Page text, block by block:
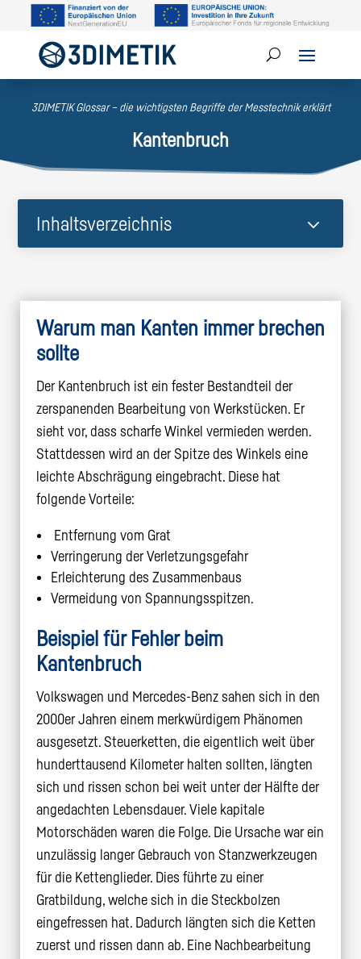
3DIMETIK Glossar – die wichtigsten Begriffe der Messtechnik erklärt
Kantenbruch
Inhaltsverzeichnis 3
Warum man Kanten immer brechen
sollte
Der Kantenbruch ist ein fester Bestandteil der
zerspanenden Bearbeitung von Werkstücken. Er
sieht vor, dass scharfe Winkel vermieden werden.
Stattdessen wird an der Spitze des Winkels eine
leichte Abschrägung eingebracht. Diese hat
folgende Vorteile:
Entfernung vom Grat
Verringerung der Verletzungsgefahr
Erleichterung des Zusammenbaus
Vermeidung von Spannungsspitzen.
Beispiel für Fehler beim
Kantenbruch
Volkswagen und Mercedes-Benz sahen sich in den
2000er Jahren einem merkwürdigem Phänomen
ausgesetzt. Steuerketten, die eigentlich weit über
hunderttausend Kilometer halten sollten, längten
sich und rissen schon bei weit unter der Hälfte der
angedachten Lebensdauer. Viele kapitale
Motorschäden waren die Folge. Die Ursache war ein
unzulässig langer Gebrauch von Stanzwerkzeugen
für die Kettenglieder. Dies führte zu einer
Gratbildung, welche sich in die Steckbolzen
eingefressen hat. Dadurch längten sich die Ketten
zuerst und rissen dann ab. Eine Nachbearbeitung